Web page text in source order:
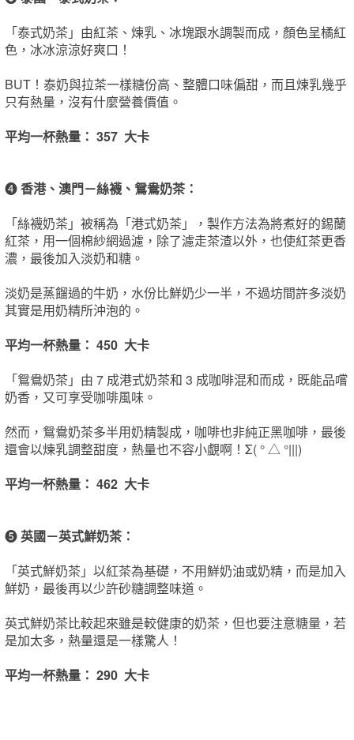
「泰式奶茶」由紅茶、煉乳、冰塊跟水調製而成，顏色呈橘紅
色，冰冰涼涼好爽口！
BUT！泰奶與拉茶一樣糖份高、整體口味偏甜，而且煉乳幾乎
只有熱量，沒有什麼營養價值。
平均一杯熱量： 357 大卡
❹香港、澳門－絲襪、鴛鴦奶茶：
「絲襪奶茶」被稱為「港式奶茶」，製作方法為將煮好的錫蘭
紅茶，用一個棉紗網過濾，除了濾走茶渣以外，也使紅茶更香
濃，最後加入淡奶和糖。
淡奶是蒸餾過的牛奶，水份比鮮奶少一半，不過坊間許多淡奶
其實是用奶精所沖泡的。
平均一杯熱量： 450 大卡
「鴛鴦奶茶」由 7 成港式奶茶和 3 成咖啡混和而成，既能品嚐
奶香，又可享受咖啡風味。
然而，鴛鴦奶茶多半用奶精製成，咖啡也非純正黑咖啡，最後
還會以煉乳調整甜度，熱量也不容小覷啊！Σ( ° △ °|||)
平均一杯熱量： 462 大卡
❺英國－英式鮮奶茶：
「英式鮮奶茶」以紅茶為基礎，不用鮮奶油或奶精，而是加入
鮮奶，最後再以少許砂糖調整味道。
英式鮮奶茶比較起來雖是較健康的奶茶，但也要注意糖量，若
是加太多，熱量還是一樣驚人！
平均一杯熱量： 290 大卡